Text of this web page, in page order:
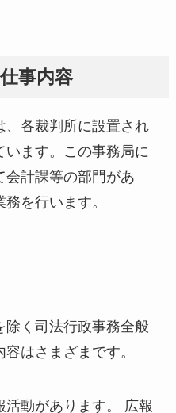
事内容
、各裁判所に設置され
ます。この事務局に
会計課等の部門があ
を行います。
除く司法行政事務全般
はさまざまです。
動があります。 広報